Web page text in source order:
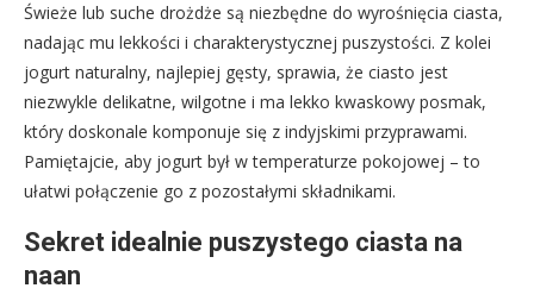
Świeże lub suche drożdże są niezbędne do wyrośnięcia ciasta,
nadając mu lekkości i charakterystycznej puszystości. Z kolei
jogurt naturalny, najlepiej gęsty, sprawia, że ciasto jest
niezwykle delikatne, wilgotne i ma lekko kwaskowy posmak,
który doskonale komponuje się z indyjskimi przyprawami.
Pamiętajcie, aby jogurt był w temperaturze pokojowej – to
ułatwi połączenie go z pozostałymi składnikami.
Sekret idealnie puszystego ciasta na
naan